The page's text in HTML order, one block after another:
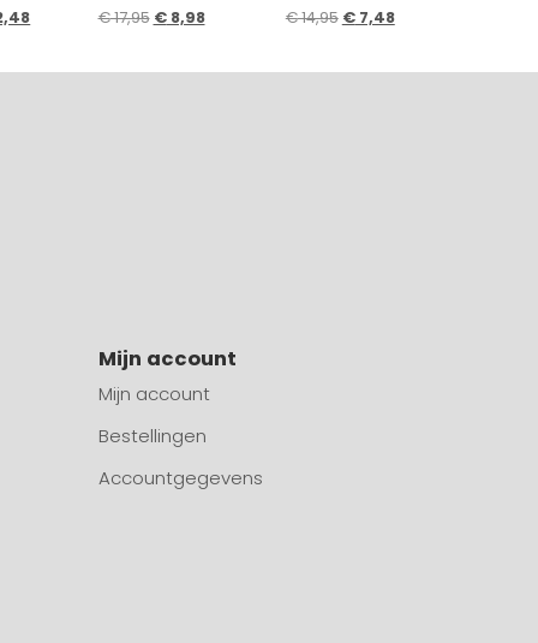
€17,95 €8,98 €14,95 €7,48
Mijn account
Mijn account
Bestellingen
Accountgegevens